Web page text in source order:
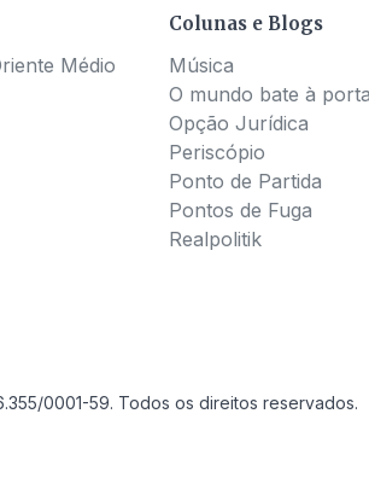
Médio
Colunas e Blogs
Música
O mundo bate à porta
Opção Jurídica
Periscópio
Ponto de Partida
Pontos de Fuga
Realpolitik
0001-59. Todos os direitos reservados.